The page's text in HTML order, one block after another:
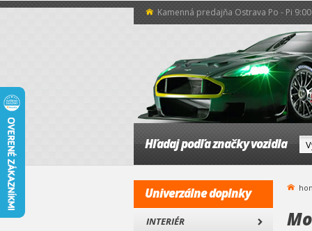
Kamenná predajňa Ostrava Po - Pi
Hľadaj podľa značky vozidla
Univerzálne doplnky
INTERIÉR